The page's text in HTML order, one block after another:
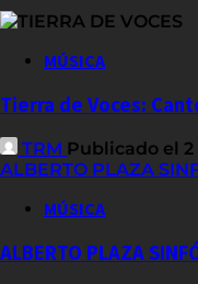
MÚSICA
Tierra de Voces:
TRM Publicado el
ALBERTO PLAZA
MÚSICA
ALBERTO PLAZA